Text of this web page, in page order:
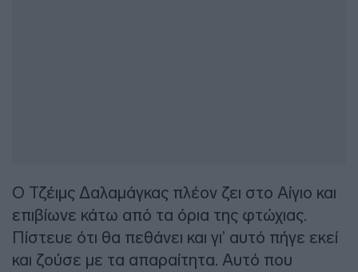
Ο Τζέιμς Δαλαμάγκας πλέον ζει στο Αίγιο και
επιβίωνε κάτω από τα όρια της φτώχιας.
Πίστευε ότι θα πεθάνει και γι’ αυτό πήγε εκεί
και ζούσε με τα απαραίτητα. Αυτό που